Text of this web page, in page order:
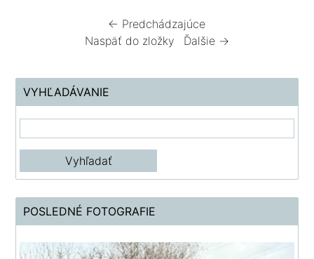
← Predchádzajúce
Naspäť do zložky
Ďalšie →
VYHĽADÁVANIE
POSLEDNÉ FOTOGRAFIE